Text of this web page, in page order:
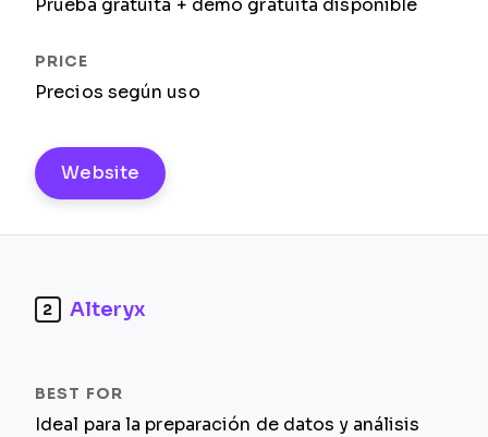
Prueba gratuita + demo gratuita disponible
Precios según uso
Website
2 Alteryx
Ideal para la preparación de datos y análisis